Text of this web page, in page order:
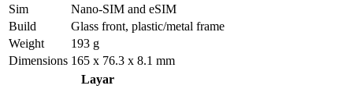
Sim
Nano-SIM and eSIM
Build
Glass front, plastic/metal frame
Weight
193 g
Dimensions 165 x 76.3 x 8.1 mm
Layar